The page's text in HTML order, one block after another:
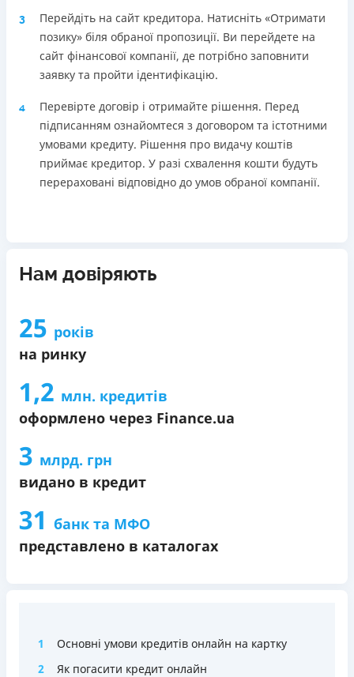
3
Перейдіть на сайт кредитора. Натисніть «Отримати
позику» біля обраної пропозиції. Ви перейдете на
сайт фінансової компанії, де потрібно заповнити
заявку та пройти ідентифікацію.
4
Перевірте договір і отримайте рішення. Перед
підписанням ознайомтеся з договором та істотними
умовами кредиту. Рішення про видачу коштів
приймає кредитор. У разі схвалення кошти будуть
перераховані відповідно до умов обраної компанії.
Нам довіряють
25 років
на ринку
1,2 млн. кредитів
оформлено через Finance.ua
3 млрд. грн
видано в кредит
31 банк та МФО
представлено в каталогах
1
Основні умови кредитів онлайн на картку
2
Як погасити кредит онлайн